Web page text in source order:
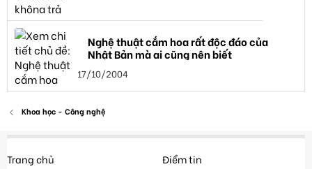
Nghệ thuật cắm hoa rất độc đáo của
Nhật Bản mà ai cũng nên biết
17/10/2004
Khoa học - Công nghệ
Trang chủ
Điểm tin